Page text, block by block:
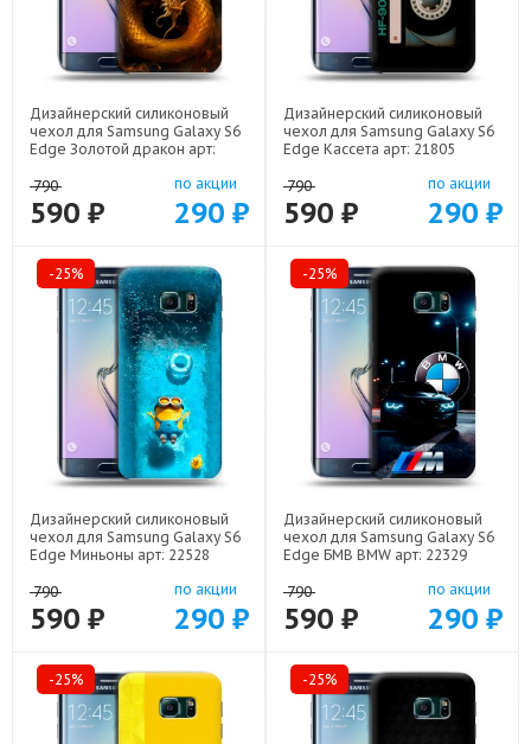
Дизайнерский силиконовый
чехол для Samsung Galaxy S6
Edge Золотой дракон арт:
790
590 ₽
по акции
290 ₽
Дизайнерский силиконовый
чехол для Samsung Galaxy S6
Edge Кассета арт: 21805
790
590 ₽
по акции
290 ₽
-25%
Дизайнерский силиконовый
чехол для Samsung Galaxy S6
Edge Миньоны арт: 22528
790
590 ₽
по акции
290 ₽
-25%
Дизайнерский силиконовый
чехол для Samsung Galaxy S6
Edge БМВ BMW арт: 22329
790
590 ₽
по акции
290 ₽
-25% -25%